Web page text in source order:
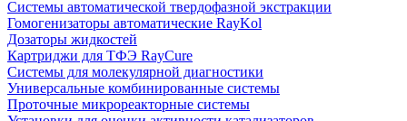
Системы автоматической твердофазной экстракции
Гомогенизаторы автоматические RayKol
Дозаторы жидкостей
Картриджи для ТФЭ RayCure
Системы для молекулярной диагностики
Универсальные комбинированные системы
Проточные микрореакторные системы